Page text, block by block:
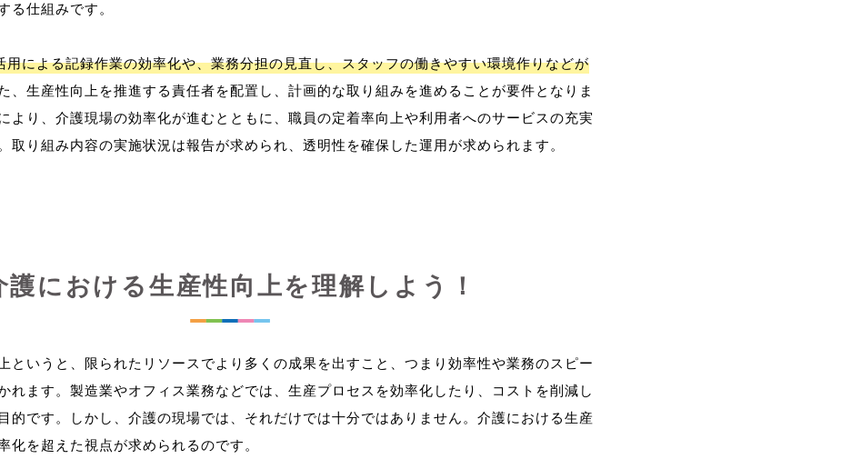
る仕組みです。
用による記録作業の効率化や、業務分担の見直し、スタッフの働きやすい環境作りなどが
、生産性向上を推進する責任者を配置し、計画的な取り組みを進めることが要件となりま
より、介護現場の効率化が進むとともに、職員の定着率向上や利用者へのサービスの充実
護における生産性向上を理解しよう！
というと、限られたリソースでより多くの成果を出すこと、つまり効率性や業務のスピー
れます。製造業やオフィス業務などでは、生産プロセスを効率化したり、コストを削減し
的です。しかし、介護の現場では、それだけでは十分ではありません。介護における生産
化を超えた視点が求められるのです。